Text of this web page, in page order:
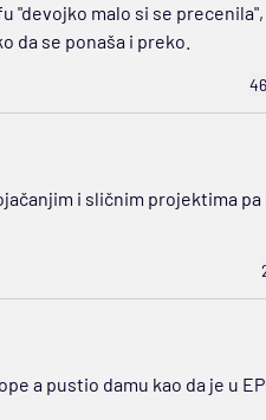
"devojko malo si se
da se ponaša i preko.
46
i sličnim projektima pa
a pustio damu kao da je u